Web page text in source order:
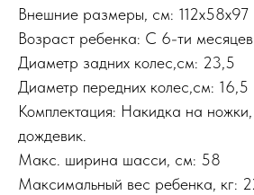
Внешние размеры, см: 112х58х97
Возраст ребенка: С 6-ти
Диаметр задних колес,см: 23,5
Диаметр передних колес,см: 16,5
Комплектация: Накидка на
дождевик.
Макс. ширина шасси, см: 58
Максимальный вес ребенка, кг: